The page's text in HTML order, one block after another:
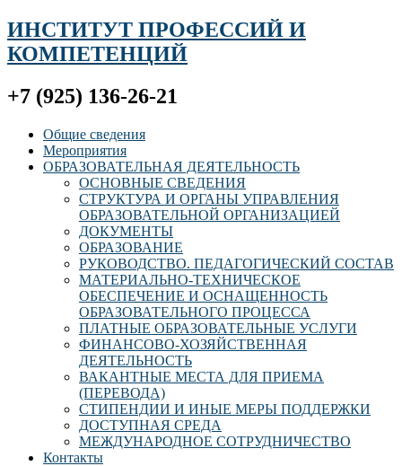
ИНСТИТУТ ПРОФЕССИЙ И
КОМПЕТЕНЦИЙ
+7 (925) 136-26-21
Общие сведения
Мероприятия
ОБРАЗОВАТЕЛЬНАЯ ДЕЯТЕЛЬНОСТЬ
ОСНОВНЫЕ СВЕДЕНИЯ
СТРУКТУРА И ОРГАНЫ УПРАВЛЕНИЯ
ОБРАЗОВАТЕЛЬНОЙ ОРГАНИЗАЦИЕЙ
ДОКУМЕНТЫ
ОБРАЗОВАНИЕ
РУКОВОДСТВО. ПЕДАГОГИЧЕСКИЙ СОСТАВ
МАТЕРИАЛЬНО-ТЕХНИЧЕСКОЕ
ОБЕСПЕЧЕНИЕ И ОСНАЩЕННОСТЬ
ОБРАЗОВАТЕЛЬНОГО ПРОЦЕССА
ПЛАТНЫЕ ОБРАЗОВАТЕЛЬНЫЕ УСЛУГИ
ФИНАНСОВО-ХОЗЯЙСТВЕННАЯ
ДЕЯТЕЛЬНОСТЬ
ВАКАНТНЫЕ МЕСТА ДЛЯ ПРИЕМА
(ПЕРЕВОДА)
СТИПЕНДИИ И ИНЫЕ МЕРЫ ПОДДЕРЖКИ
ДОСТУПНАЯ СРЕДА
МЕЖДУНАРОДНОЕ СОТРУДНИЧЕСТВО
Контакты